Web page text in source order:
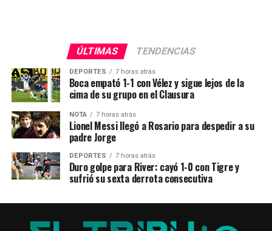
ÚLTIMAS TENDENCIAS
DEPORTES 7 horas atrás
Boca empató 1-1 con Vélez y sigue lejos de la
cima de su grupo en el Clausura
NOTA 7 horas atrás
Lionel Messi llegó a Rosario para despedir a su
padre Jorge
DEPORTES 7 horas atrás
Duro golpe para River: cayó 1-0 con Tigre y
sufrió su sexta derrota consecutiva